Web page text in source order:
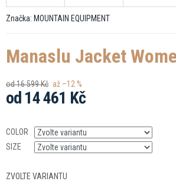
Značka: MOUNTAIN EQUIPMENT
Manaslu Jacket
od 16 599 Kč až –12 %
od 14 461 Kč
cena:
COLOR
SIZE
ZVOLTE VARIANTU